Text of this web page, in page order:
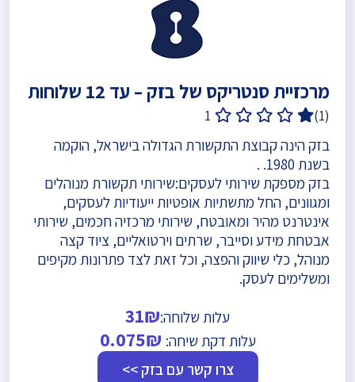
מרכזיית סנטריקס של בזק – עד 12 שלוחות
(1)
1
בזק הינה קבוצת התקשורת הגדולה בישראל, הוקמה
בשנת 1980. .
בזק מספקת שירותי לעסקים:שירותי תקשורת מנוהלים
ומגוונים, החל מתשתיות אופטיות ייעודיות לעסקים,
אינטרנט מהיר ומאובטח, שירותי מרכזיה חכמים, שירותי
אבטחת מידע וסייבר, שרתים וירטואליים, ציוד קצה
מנוהל, כלי שיווק והפצה, וכל זאת לצד פתרונות מקיפים
ומשלימים לעסק.
עלות שלוחה:31₪
עלות דקת שיחה:
צרו קשר עם בזק >>